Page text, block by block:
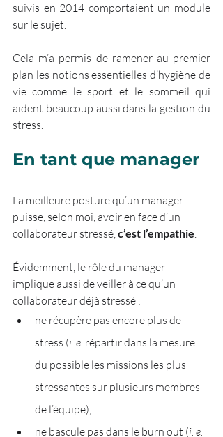
suivis en 2014 comportaient un module
sur le sujet.
Cela m’a permis de ramener au premier
plan les notions essentielles d’hygiène de
vie comme le sport et le sommeil qui
aident beaucoup aussi dans la gestion du
stress.
En tant que manager
La meilleure posture qu’un manager
puisse, selon moi, avoir en face d’un
collaborateur stressé, c’est l’empathie.
Évidemment, le rôle du manager
implique aussi de veiller à ce qu’un
collaborateur déjà stressé :
ne récupère pas encore plus de
stress (i. e. répartir dans la mesure
du possible les missions les plus
stressantes sur plusieurs membres
de l’équipe),
ne bascule pas dans le burn out (i. e.